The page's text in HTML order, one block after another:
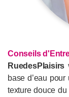
Conseils
RuedesPlaisirs
base d’eau
texture douce du